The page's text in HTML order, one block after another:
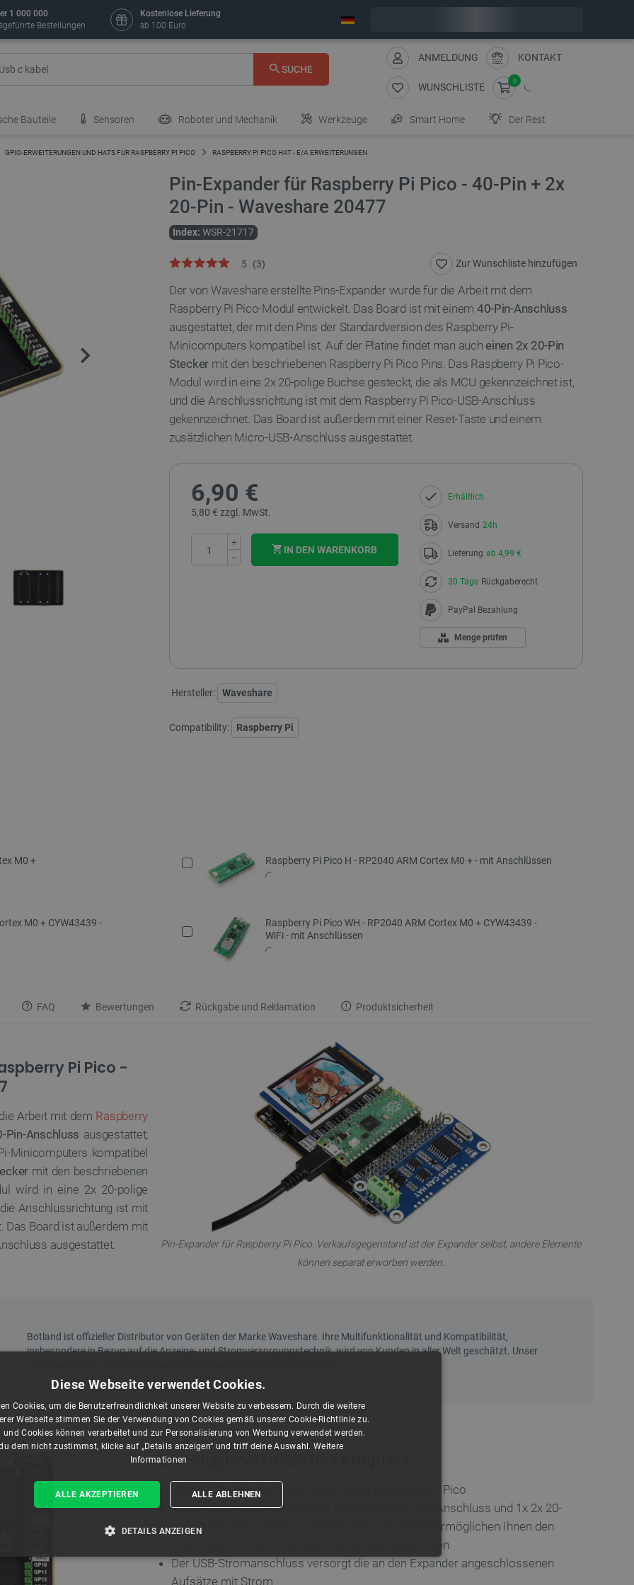
1 000 000
Bestellungen
Kostenlose Lieferung
ab 100 Euro
SUCHE
ANMELDUNG KONTAKT
WUNSCHLISTE
0
Bauteile Sensoren Roboter und Mechanik Werkzeuge Smart Home Der Rest
GPIO-ERWEITERUNGEN UND HATS FÜR RASPBERRY PI PICO RASPBERRY PI PICO HAT - E/A ERWEITERUNGEN
Pin-Expander für Raspberry Pi Pico - 40-Pin + 2x
20-Pin - Waveshare 20477
Index: WSR-21717
5 (3) Zur Wunschliste hinzufügen
Der von Waveshare erstellte Pins-Expander wurde für die Arbeit mit dem
Raspberry Pi Pico-Modul entwickelt. Das Board ist mit einem 40-Pin-Anschluss
ausgestattet, der mit den Pins der Standardversion des Raspberry Pi-
Minicomputers kompatibel ist. Auf der Platine findet man auch einen 2x 20-Pin
Stecker mit den beschriebenen Raspberry Pi Pico Pins. Das Raspberry Pi Pico-
Modul wird in eine 2x 20-polige Buchse gesteckt, die als MCU gekennzeichnet ist,
und die Anschlussrichtung ist mit dem Raspberry Pi Pico-USB-Anschluss
gekennzeichnet. Das Board ist außerdem mit einer Reset-Taste und einem
zusätzlichen Micro-USB-Anschluss ausgestattet.
6,90 €
5,80 € zzgl. MwSt.
+
−
IN DEN WARENKORB
Erhältlich
Versand 24h
Lieferung ab 4,99 €
30 Tage Rückgaberecht
PayPal Bezahlung
Menge prüfen
Hersteller: Waveshare
Compatibility: Raspberry Pi
M0 + Raspberry Pi Pico H - RP2040 ARM Cortex M0 + - mit Anschlüssen
M0 + CYW43439 -
Raspberry Pi Pico WH - RP2040 ARM Cortex M0 + CYW43439 -
WiFi - mit Anschlüssen
FAQ Bewertungen Rückgabe und Reklamation Produktsicherheit
Pi Pico -
Arbeit mit dem Raspberry
Pin-Anschluss ausgestattet,
Minicomputers kompatibel
mit den beschriebenen
wird in eine 2x 20-polige
Anschlussrichtung ist mit
Das Board ist außerdem mit
ausgestattet.
Pin-Expander für Raspberry Pi Pico. Verkaufsgegenstand ist der Expander selbst, andere Elemente
können separat erworben werden.
Die Hauptmerkmale des Adapters
Standardbuchse zum Anschluss eines Raspberry Pi Pico
1x standardmäßiger 40-poliger GPIO-Raspberry-Pi-Anschluss und 1x 2x 20-
poliger Raspberry-Pi-Pico-Stecker, die Anschlüsse ermöglichen Ihnen den
Anschluss von HAT-Overlays und Pico-Erweiterungen
Der USB-Stromanschluss versorgt die an den Expander angeschlossenen
Aufsätze mit Strom
Diese Webseite verwendet Cookies.
Cookies, um die Benutzerfreundlichkeit unserer Website zu verbessern. Durch die weitere
Webseite stimmen Sie der Verwendung von Cookies gemäß unserer Cookie-Richtlinie zu.
und Cookies können verarbeitet und zur Personalisierung von Werbung verwendet werden.
dem nicht zustimmst, klicke auf „Details anzeigen“ und triff deine Auswahl.Weitere
Informationen
ALLE AKZEPTIEREN ALLE ABLEHNEN
DETAILS ANZEIGEN
PERFORMANCE TARGETING FUNKTIONALITÄT